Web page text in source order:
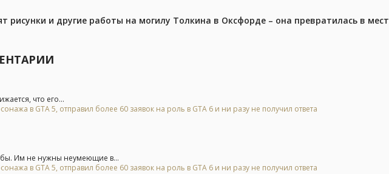
рисунки и другие работы на могилу Толкина в Оксфорде – она превратилась в
что его...
в GTA 5, отправил более 60 заявок на роль в GTA 6 и ни разу не получил ответа
бы. Им не нужны неумеющие в...
в GTA 5, отправил более 60 заявок на роль в GTA 6 и ни разу не получил ответа